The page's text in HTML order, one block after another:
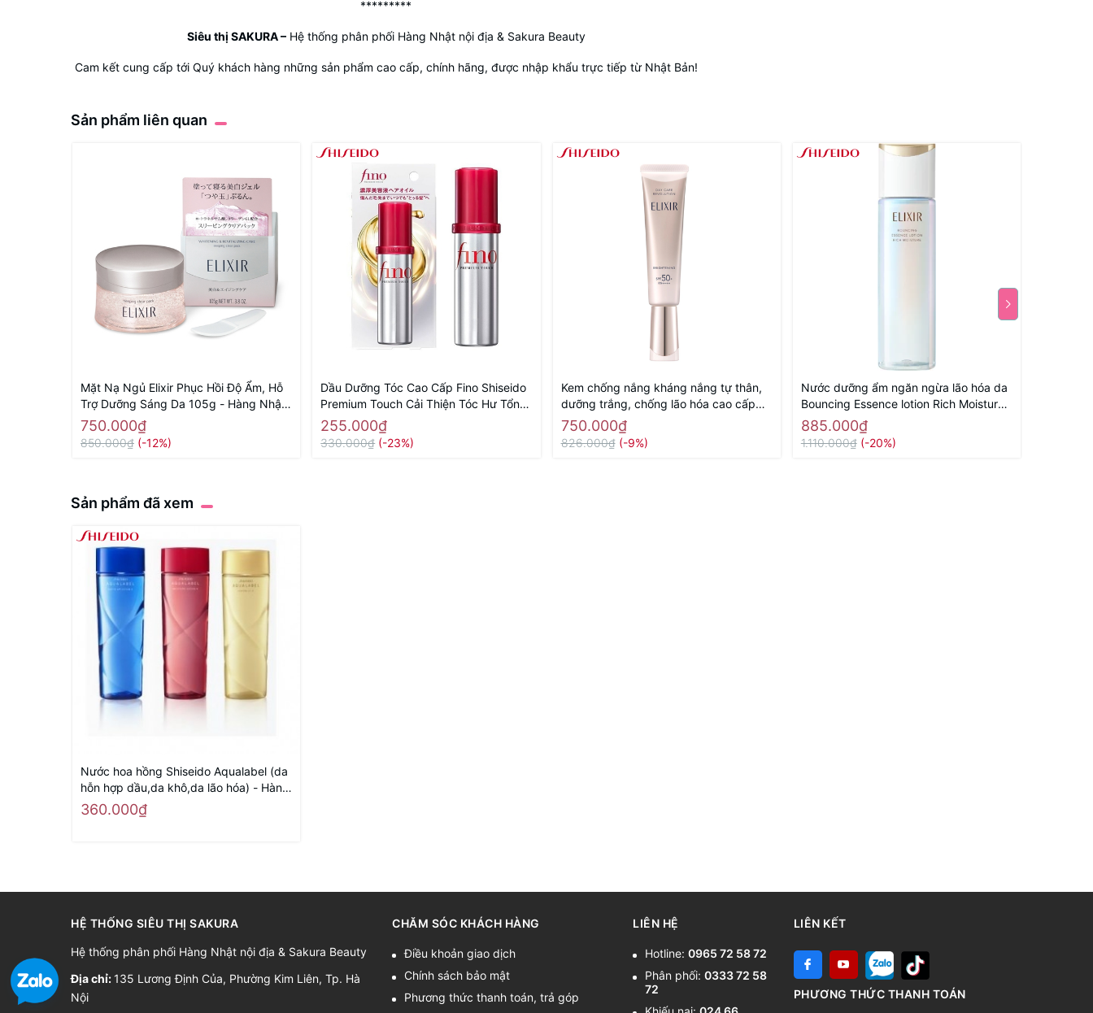
*********
Siêu thị SAKURA –Hệ thống phân phối Hàng Nhật nội địa & Sakura Beauty
Cam kết cung cấp tới Quý khách hàng những sản phẩm cao cấp, chính hãng, được nhập khẩu trực tiếp từ Nhật Bản!
Sản phẩm liên quan
Mặt Nạ Ngủ Elixir Phục Hồi Độ Ẩm, Hỗ
Trợ Dưỡng Sáng Da 105g - Hàng Nhật
nội địa
750.000₫
850.000₫ (-12%)
Dầu Dưỡng Tóc Cao Cấp Fino Shiseido
Premium Touch Cải Thiện Tóc Hư Tổn
70ml - Hàng Nhật nội địa
255.000₫
330.000₫ (-23%)
Kem chống nắng kháng nắng tự thân,
dưỡng trắng, chống lão hóa cao cấp
Elixir Day Care Revolution Brightening
SPF50+ PA++++ 35ml - Hàng Nhật nội
750.000₫
826.000₫ (-9%)
Nước dưỡng ẩm ngăn ngừa lão hóa da
Bouncing Essence lotion Rich Moisture
170mL - Hàng Nhật nội địa
885.000₫
1.110.000₫ (-20%)
Sản phẩm đã xem
Nước hoa hồng Shiseido Aqualabel (da
hỗn hợp dầu,da khô,da lão hóa) - Hàng
Nhật nội địa
360.000₫
HỆ THỐNG SIÊU THỊ SAKURA
Hệ thống phân phối Hàng Nhật nội địa & Sakura Beauty
Địa chỉ: 135 Lương Định Của, Phường Kim Liên, Tp. Hà
Nội
CHĂM SÓC KHÁCH HÀNG
Điều khoản giao dịch
Chính sách bảo mật
Phương thức thanh toán, trả góp
LIÊN HỆ
Hotline:0965 72 58 72
Phân phối:0333 72 58
72
LIÊN KẾT
PHƯƠNG THỨC THANH TOÁN